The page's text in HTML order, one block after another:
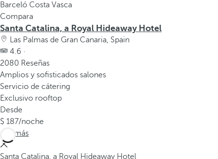
Barceló Costa Vasca
Compara
Santa Catalina, a Royal Hideaway Hotel
Las Palmas de Gran Canaria, Spain
4.6 ·
2080 Reseñas
Amplios y sofisticados salones
Servicio de cátering
Exclusivo rooftop
Desde
187/noche
Ver más
Santa Catalina, a Royal Hideaway Hotel